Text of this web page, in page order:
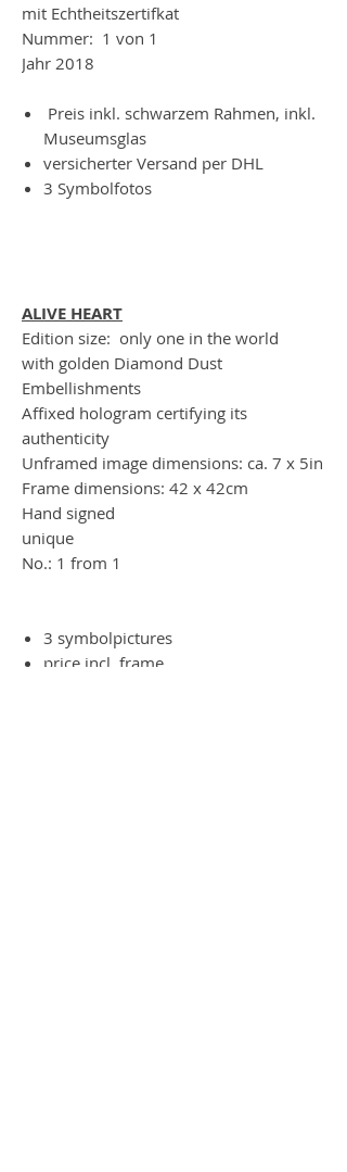
mit Echtheitszertifkat
Nummer: 1 von 1
Jahr 2018
Preis inkl. schwarzem Rahmen, inkl.
Museumsglas
versicherter Versand per DHL
3 Symbolfotos
ALIVE HEART
Edition size: only one in the world
with golden Diamond Dust
Embellishments
Affixed hologram certifying its
authenticity
Unframed image dimensions: ca. 7 x 5in
Frame dimensions: 42 x 42cm
Hand signed
unique
No.: 1 from 1
3 symbolpictures
price incl. frame